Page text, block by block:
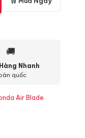
🚚
Nhanh
quốc
Air Blade